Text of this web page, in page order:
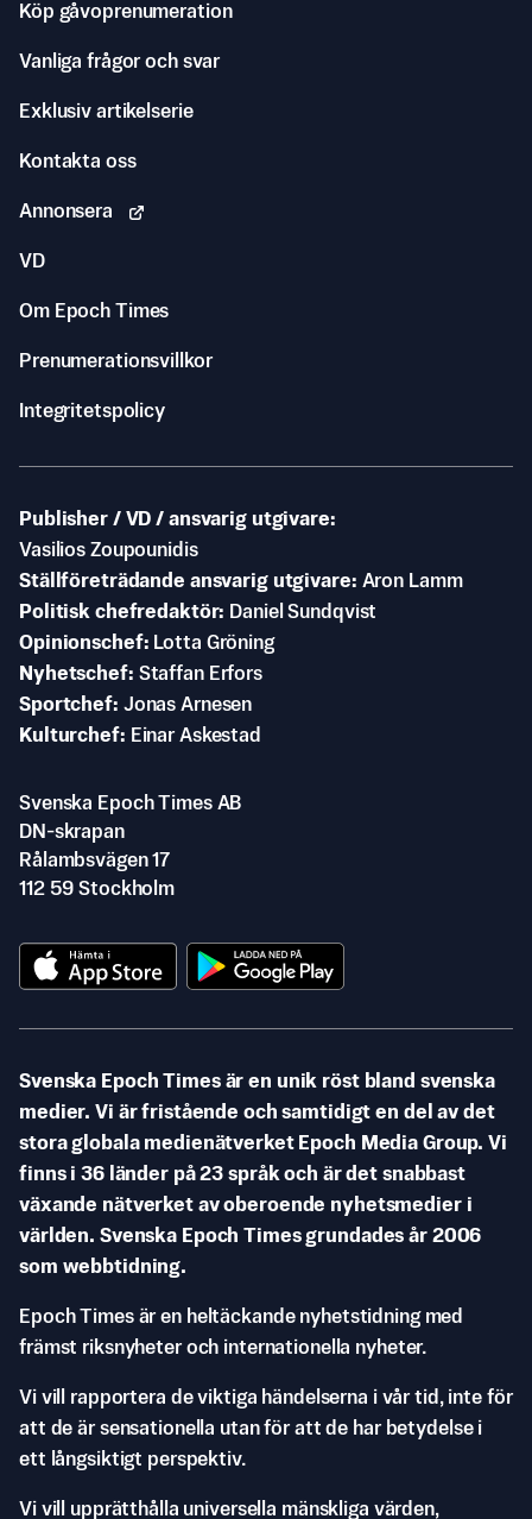
Köp gåvoprenumeration
Vanliga frågor och svar
Exklusiv artikelserie
Kontakta oss
Annonsera
VD
Om Epoch Times
Prenumerationsvillkor
Integritetspolicy
Publisher / VD / ansvarig utgivare
Vasilios Zoupounidis
Ställföreträdande ansvarig utgivare Aron Lamm
Politisk chefredaktör
Daniel Sundqvist
Opinionschef
Lotta Gröning
Nyhetschef Staffan Erfors
Sportchef Jonas Arnesen
Kulturchef
Einar Askestad
Svenska Epoch Times AB
DN-skrapan
Rålambsvägen 17
112 59 Stockholm
Svenska Epoch Times är en unik röst bland svenska
medier. Vi är fristående och samtidigt en del av det
stora globala medienätverket Epoch Media Group. Vi
finns i 36 länder på 23 språk och är det snabbast
växande nätverket av oberoende nyhetsmedier i
världen. Svenska Epoch Times grundades år 2006
som webbtidning.
Epoch Times är en heltäckande nyhetstidning med
främst riksnyheter och internationella nyheter.
Vi vill rapportera de viktiga händelserna i vår tid, inte för
att de är sensationella utan för att de har betydelse i
ett långsiktigt perspektiv.
Vi vill upprätthålla universella mänskliga värden,